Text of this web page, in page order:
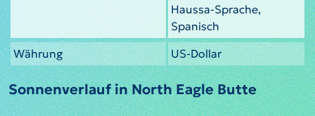
Haussa-Sprache,
Spanisch
Währung
US-Dollar
Sonnenverlauf in North Eagle Butte